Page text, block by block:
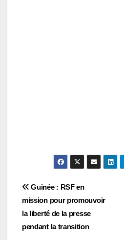
Navigation
de
l’article
Guinée : RSF en
mission pour promouvoir
la liberté de la presse
pendant la transition